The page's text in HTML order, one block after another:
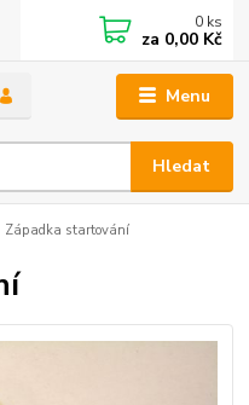
Menu
Hledat
0 ks
za 0,00 Kč
Západka startování